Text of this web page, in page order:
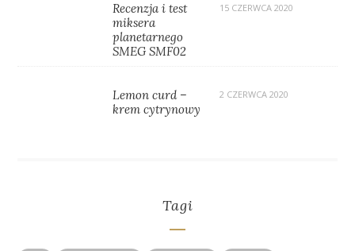
Recenzja i test
miksera
planetarnego
SMEG SMF02
15 CZERWCA 2020
Lemon curd –
krem cytrynowy
2 CZERWCA 2020
Tagi